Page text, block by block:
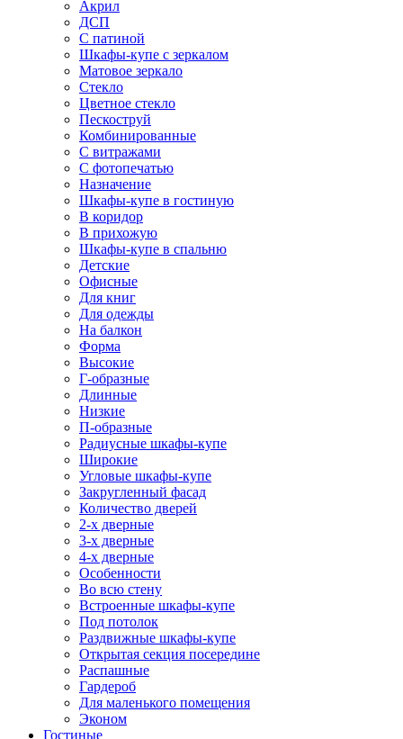
Акрил
ДСП
С патиной
Шкафы-купе с зеркалом
Матовое зеркало
Стекло
Цветное стекло
Пескоструй
Комбинированные
С витражами
С фотопечатью
Назначение
Шкафы-купе в гостиную
В коридор
В прихожую
Шкафы-купе в спальню
Детские
Офисные
Для книг
Для одежды
На балкон
Форма
Высокие
Г-образные
Длинные
Низкие
П-образные
Радиусные шкафы-купе
Широкие
Угловые шкафы-купе
Закругленный фасад
Количество дверей
2-х дверные
3-х дверные
4-х дверные
Особенности
Во всю стену
Встроенные шкафы-купе
Под потолок
Раздвижные шкафы-купе
Открытая секция посередине
Распашные
Гардероб
Для маленького помещения
Эконом
Гостиные